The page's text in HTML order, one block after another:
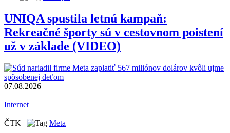
UNIQA spustila letnú kampaň:
Rekreačné športy sú v cestovnom poistení
už v základe (VIDEO)
07.08.2026
|
Internet
|
ČTK | Meta